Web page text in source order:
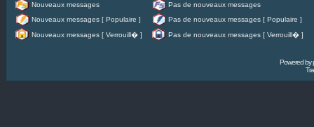
Nouveaux messages
Pas de nouveaux messages
Nouveaux messages [ Populaire ]
Pas de nouveaux messages [ Populaire ]
Nouveaux messages [ Verrouill� ]
Pas de nouveaux messages [ Verrouill� ]
Powered by